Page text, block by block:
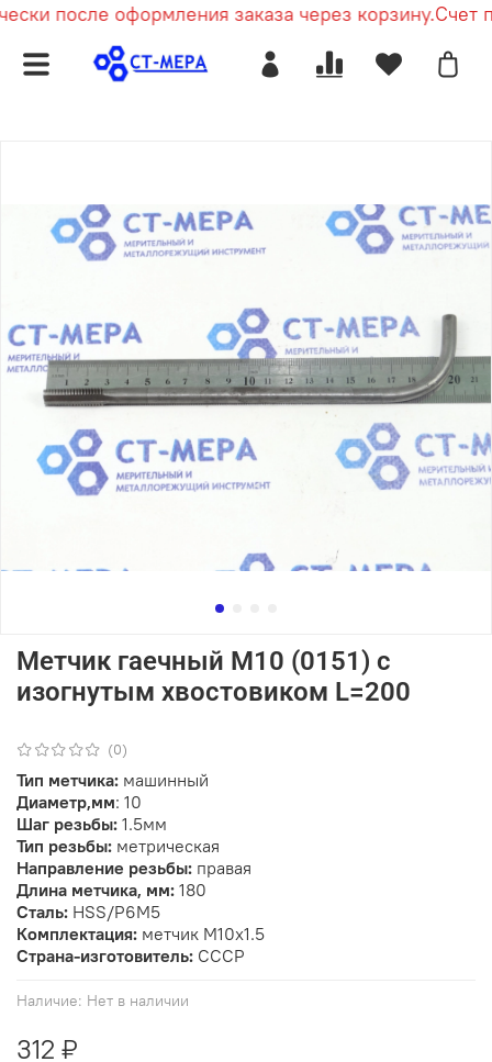
после оформления заказа через корзину.Счет
(0)
Наличие: Нет в наличии
Метчик гаечный М10 (0151) с
изогнутым хвостовиком L=200
312 ₽
Тип метчика: машинный
Диаметр,мм: 10
Шаг резьбы: 1.5мм
Тип резьбы: метрическая
Направление резьбы: правая
Длина метчика, мм: 180
Сталь: HSS/Р6М5
Комплектация: метчик М10х1.5
Страна-изготовитель: СССР